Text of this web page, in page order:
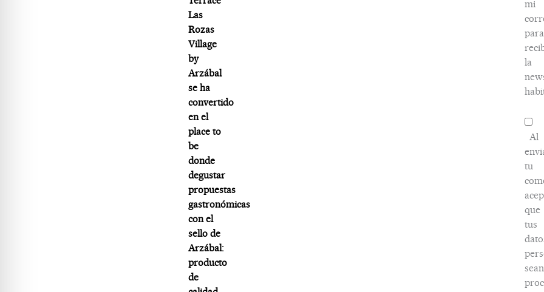
Las
Rozas
Village
by
Arzábal
se ha
convertido
en el
place to
be
donde
degustar
propuestas
gastronómicas
con el
sello de
Arzábal:
producto
de
mi
para
la
Al
tu
que
tus
sean